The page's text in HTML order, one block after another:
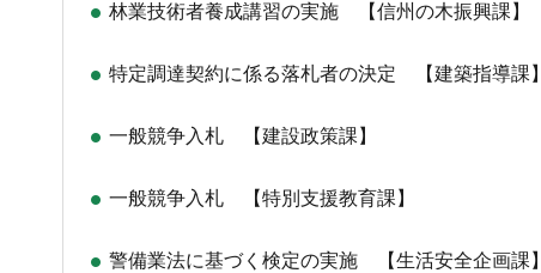
林業技術者養成講習の実施 【信州の木振興課】
特定調達契約に係る落札者の決定 【建築指導課】
一般競争入札 【建設政策課】
一般競争入札 【特別支援教育課】
警備業法に基づく検定の実施 【生活安全企画課】